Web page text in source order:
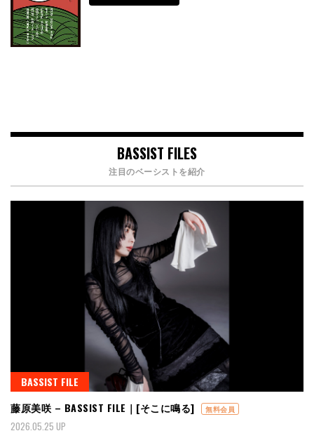
BASSIST FILES
注目のベーシストを紹介
BASSIST FILE
藤原美咲 – BASSIST FILE｜[そこに鳴る]
無料会員
2026.05.25 UP